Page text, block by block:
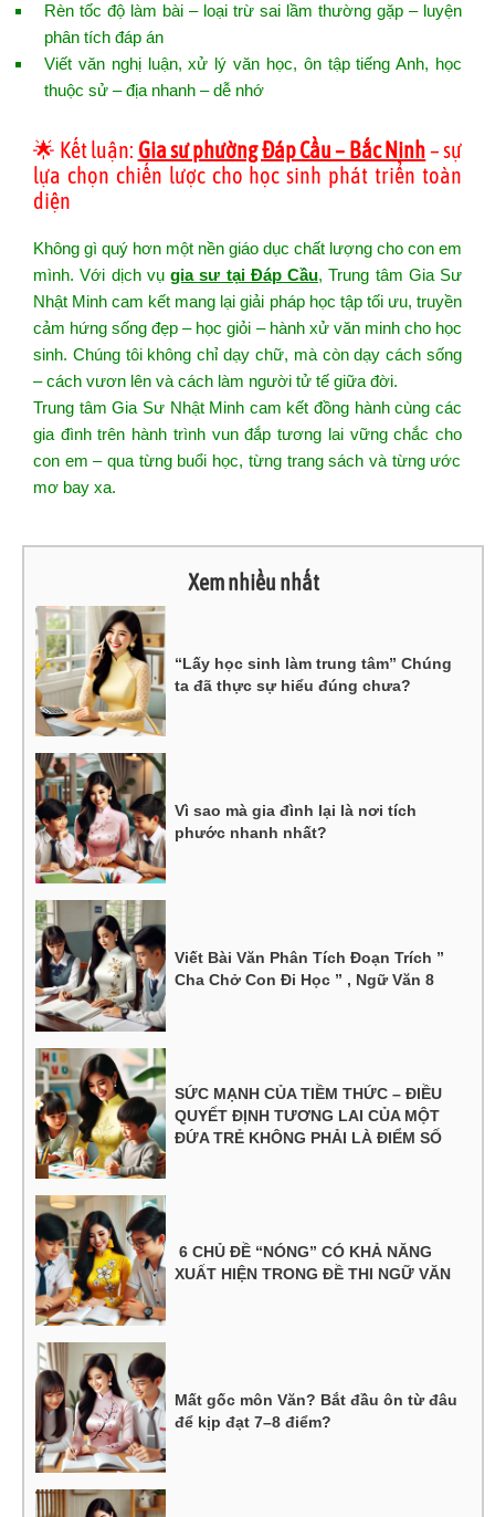
Rèn tốc độ làm bài – loại trừ sai lầm thường gặp – luyện
phân tích đáp án
Viết văn nghị luận, xử lý văn học, ôn tập tiếng Anh, học
thuộc sử – địa nhanh – dễ nhớ
🌟 Kết luận: Gia sư phường Đáp Cầu – Bắc Ninh– sự
lựa chọn chiến lược cho học sinh phát triển toàn
diện
Không gì quý hơn một nền giáo dục chất lượng cho con em
mình. Với dịch vụ gia sư tại Đáp Cầu, Trung tâm Gia Sư
Nhật Minh cam kết mang lại giải pháp học tập tối ưu, truyền
cảm hứng sống đẹp – học giỏi – hành xử văn minh cho học
sinh. Chúng tôi không chỉ dạy chữ, mà còn dạy cách sống
– cách vươn lên và cách làm người tử tế giữa đời.
Trung tâm Gia Sư Nhật Minh cam kết đồng hànhcùngcác
gia đìnhtrên hành trìnhvunđắp tương lai vững chắc cho
con em – qua từng buổi học, từng trang sách và từng ước
mơ bay xa.
Xem nhiều nhất
“Lấy học sinh làm trung tâm” Chúng
ta đã thực sự hiểu đúng chưa?
Vì sao mà gia đình lại là nơi tích
phước nhanh nhất?
Viết Bài Văn Phân Tích Đoạn Trích ”
Cha Chở Con Đi Học ” , Ngữ Văn 8
SỨC MẠNH CỦA TIỀM THỨC – ĐIỀU
QUYẾT ĐỊNH TƯƠNG LAI CỦA MỘT
ĐỨA TRẺ KHÔNG PHẢI LÀ ĐIỂM SỐ
6 CHỦ ĐỀ “NÓNG” CÓ KHẢ NĂNG
XUẤT HIỆN TRONG ĐỀ THI NGỮ VĂN
Mất gốc môn Văn? Bắt đầu ôn từ đâu
để kịp đạt 7–8 điểm?